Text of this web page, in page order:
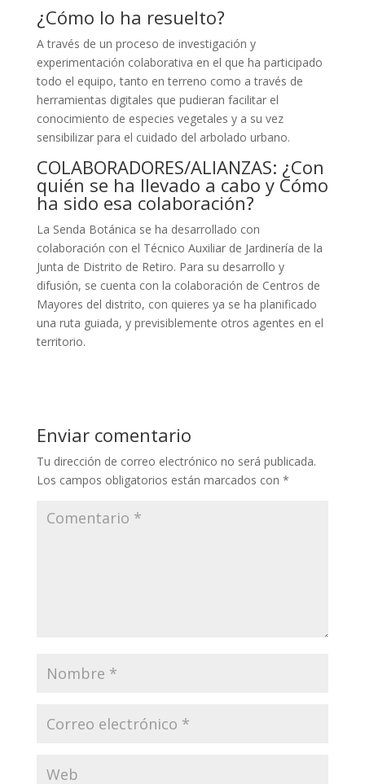
¿Cómo lo ha resuelto?
A través de un proceso de investigación y
experimentación colaborativa en el que ha participado
todo el equipo, tanto en terreno como a través de
herramientas digitales que pudieran facilitar el
conocimiento de especies vegetales y a su vez
sensibilizar para el cuidado del arbolado urbano.
COLABORADORES/ALIANZAS: ¿Con
quién se ha llevado a cabo y Cómo
ha sido esa colaboración?
La Senda Botánica se ha desarrollado con
colaboración con el Técnico Auxiliar de Jardinería de la
Junta de Distrito de Retiro. Para su desarrollo y
difusión, se cuenta con la colaboración de Centros de
Mayores del distrito, con quieres ya se ha planificado
una ruta guiada, y previsiblemente otros agentes en el
territorio.
Enviar comentario
Tu dirección de correo electrónico no será publicada.
Los campos obligatorios están marcados con *